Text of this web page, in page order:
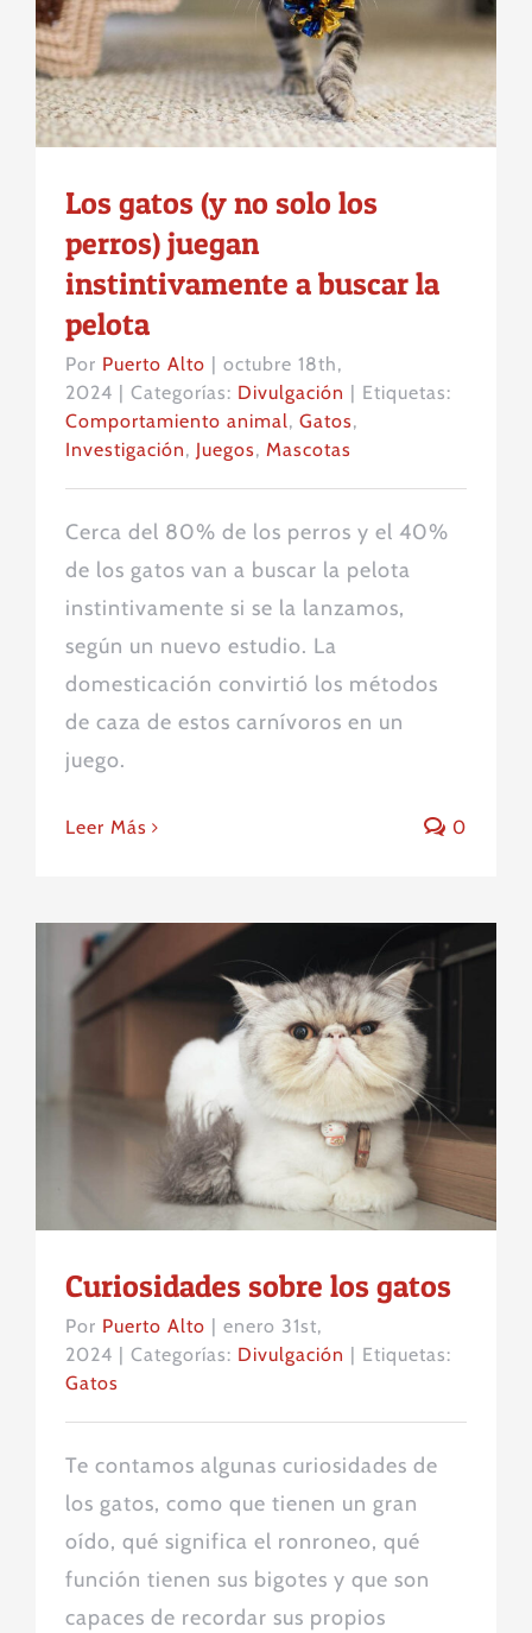
juegan instintivamente a buscar
la pelota
Los gatos (y no solo los
perros) juegan
instintivamente a buscar la
pelota
Por Puerto Alto | octubre 18th,
2024 | Categorías: Divulgación | Etiquetas:
Comportamiento animal, Gatos,
Investigación, Juegos, Mascotas
Cerca del 80% de los perros y el 40%
de los gatos van a buscar la pelota
instintivamente si se la lanzamos,
según un nuevo estudio. La
domesticación convirtió los métodos
de caza de estos carnívoros en un
juego.
Leer Más 0
Curiosidades sobre los gatos
Curiosidades sobre los gatos
Por Puerto Alto | enero 31st,
2024 | Categorías: Divulgación | Etiquetas:
Gatos
Te contamos algunas curiosidades de
los gatos, como que tienen un gran
oído, qué significa el ronroneo, qué
función tienen sus bigotes y que son
capaces de recordar sus propios